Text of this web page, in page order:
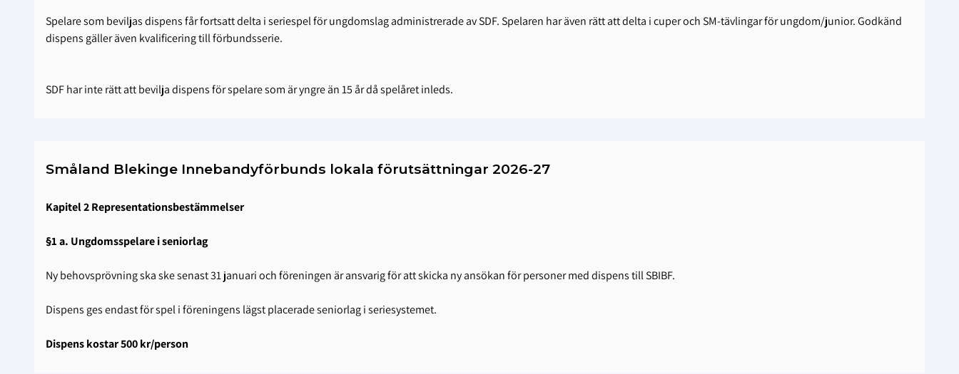
Spelare som beviljas dispens får fortsatt delta i seriespel för ungdomslag administrerade av SDF. Spelaren har även rätt att delta i cuper och SM-tävlingar för ungdom/junior. Godkänd
dispens gäller även kvalificering till förbundsserie.
SDF har inte rätt att bevilja dispens för spelare som är yngre än 15 år då spelåret inleds.
Småland Blekinge Innebandyförbunds lokala förutsättningar 2026-27
Kapitel 2 Representationsbestämmelser
§1 a. Ungdomsspelare i seniorlag
Ny behovsprövning ska ske senast 31 januari och föreningen är ansvarig för att skicka ny ansökan för personer med dispens till SBIBF.
Dispens ges endast för spel i föreningens lägst placerade seniorlag i seriesystemet.
Dispens kostar 500 kr/person